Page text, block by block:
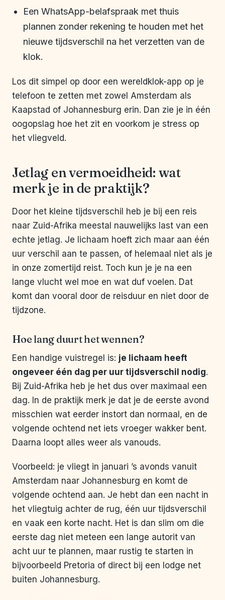
Een WhatsApp-belafspraak met thuis
plannen zonder rekening te houden met het
nieuwe tijdsverschil na het verzetten van de
klok.
Los dit simpel op door een wereldklok-app op je
telefoon te zetten met zowel Amsterdam als
Kaapstad of Johannesburg erin. Dan zie je in één
oogopslag hoe het zit en voorkom je stress op
het vliegveld.
Jetlag en vermoeidheid: wat
merk je in de praktijk?
Door het kleine tijdsverschil heb je bij een reis
naar Zuid-Afrika meestal nauwelijks last van een
echte jetlag. Je lichaam hoeft zich maar aan één
uur verschil aan te passen, of helemaal niet als je
in onze zomertijd reist. Toch kun je je na een
lange vlucht wel moe en wat duf voelen. Dat
komt dan vooral door de reisduur en niet door de
tijdzone.
Hoe lang duurt het wennen?
Een handige vuistregel is: je lichaam heeft
ongeveer één dag per uur tijdsverschil nodig.
Bij Zuid-Afrika heb je het dus over maximaal een
dag. In de praktijk merk je dat je de eerste avond
misschien wat eerder instort dan normaal, en de
volgende ochtend net iets vroeger wakker bent.
Daarna loopt alles weer als vanouds.
Voorbeeld: je vliegt in januari ’s avonds vanuit
Amsterdam naar Johannesburg en komt de
volgende ochtend aan. Je hebt dan een nacht in
het vliegtuig achter de rug, één uur tijdsverschil
en vaak een korte nacht. Het is dan slim om die
eerste dag niet meteen een lange autorit van
acht uur te plannen, maar rustig te starten in
bijvoorbeeld Pretoria of direct bij een lodge net
buiten Johannesburg.